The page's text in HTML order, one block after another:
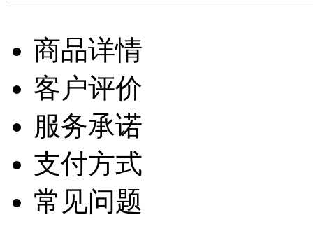
商品详情
客户评价
服务承诺
支付方式
常见问题